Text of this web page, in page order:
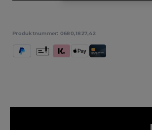
Produktnummer: 0680,1827,42
PayPal Klarna (Rechnung / Ratenkauf /
Apple PayKredit- und Debitkarte
Vorkasse